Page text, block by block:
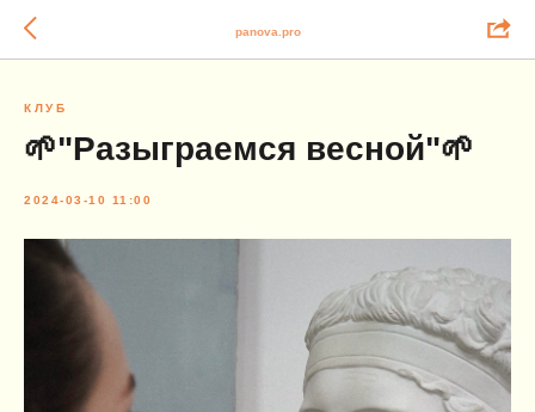
panova.pro
КЛУБ
🌱"Разыграемся весной"🌱
2024-03-10 11:00